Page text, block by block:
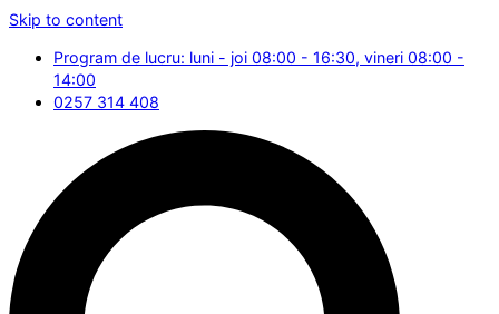
Skip to content
Program de lucru: luni - joi 08:00 - 16:30, vineri 08:00 -
14:00
0257 314 408